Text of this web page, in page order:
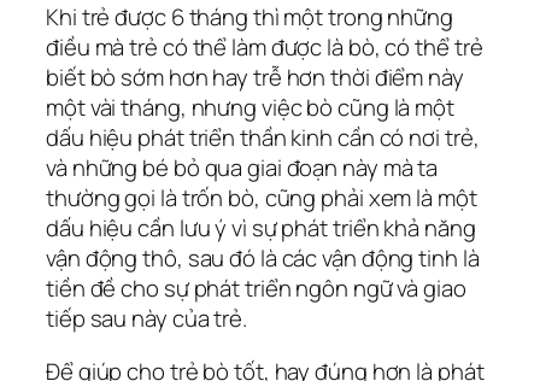
Khi trẻ được 6 tháng thì một trong những
điều mà trẻ có thể làm được là bò, có thể trẻ
biết bò sớm hơn hay trễ hơn thời điểm này
một vài tháng, nhưng việc bò cũng là một
dấu hiệu phát triển thần kinh cần có nơi trẻ,
và những bé bỏ qua giai đoạn này mà ta
thường gọi là trốn bò, cũng phải xem là một
dấu hiệu cần lưu ý vì sự phát triển khả năng
vận động thô, sau đó là các vận động tinh là
tiền đề cho sự phát triển ngôn ngữ và giao
tiếp sau này của trẻ.
Để giúp cho trẻ bò tốt, hay đúng hơn là phát